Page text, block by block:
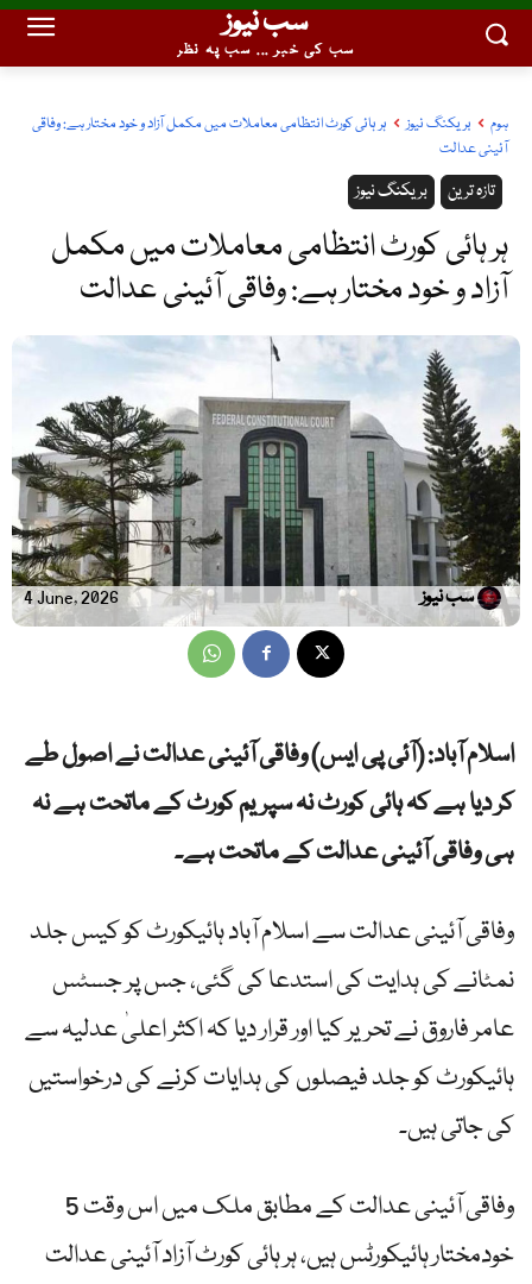
سب نیوز
سب کی خبر ... سب پہ نظر
ہوم بریکنگ نیوز
ہر ہائی کورٹ انتظامی معاملات میں مکمل آزاد و خود مختار ہے: وفاقی
آئینی عدالت
بریکنگ نیوز تازہ ترین
ہر ہائی کورٹ انتظامی معاملات میں مکمل
آزاد و خود مختار ہے: وفاقی آئینی عدالت
4 June, 2026 سب نیوز
اسلام آباد: (آئی پی ایس) وفاقی آئینی عدالت نے اصول طے
کر دیا ہے کہ ہائی کورٹ نہ سپریم کورٹ کے ماتحت ہے نہ
ہی وفاقی آئینی عدالت کے ماتحت ہے۔
وفاقی آئینی عدالت سے اسلام آباد ہائیکورٹ کو کیس جلد
نمٹانے کی ہدایت کی استدعا کی گئی، جس پر جسٹس
عامر فاروق نے تحریر کیا اور قرار دیا کہ اکثر اعلیٰ عدلیہ سے
ہائیکورٹ کو جلد فیصلوں کی ہدایات کرنے کی درخواستیں
کی جاتی ہیں۔
وفاقی آئینی عدالت کے مطابق ملک میں اس وقت 5
خودمختار ہائیکورٹس ہیں، ہر ہائی کورٹ آزاد آئینی عدالت